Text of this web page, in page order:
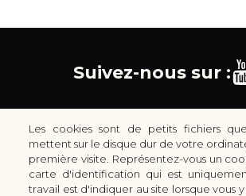
Suivez-nous sur :
30 rue Colbert - 51100 REIMS - France
Les cookies sont de petits fichiers
mettent sur le disque dur de votre
première visite. Représentez-vous un
carte d'identification qui est
travail est d'indiquer au site lorsque vous